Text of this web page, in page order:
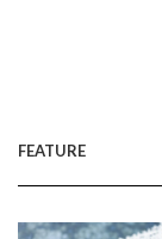
FEATURE